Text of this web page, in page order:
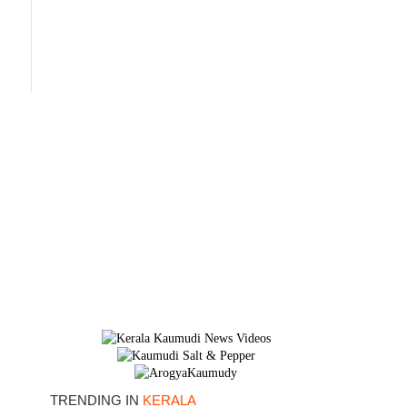
TRENDING IN KERALA